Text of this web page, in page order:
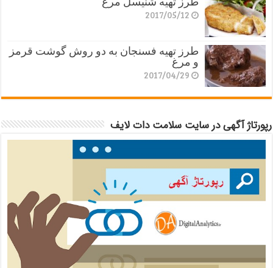
2017/05/12
طرز تهیه فسنجان به دو روش گوشت قرمز
و مرغ
2017/04/29
رپورتاژ آگهی در سایت سلامت دات لایف